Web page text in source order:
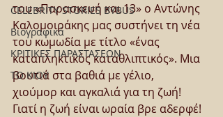
CELEBRITY STORIES BYBUS
Βιογραφικά
ΚΡΙΤΙΚΕΣ ΠΑΡΑΣΤΑΣΕΩΝ
ΤΟ ΚΙΟΥ
του «Παρασκευή και 13» ο Αντώνης
Καλομοιράκης μας συστήνει τη νέα
του κωμωδία με τίτλο «ένας
καταπληκτικός καταθλιπτικός». Μια
βουτιά στα βαθιά με γέλιο,
χιούμορ και αγκαλιά για τη ζωή!
Γιατί η ζωή είναι ωραία βρε αδερφέ!